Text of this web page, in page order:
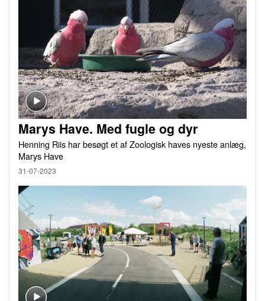
Marys Have. Med fugle og dyr
Henning Riis har besøgt et af Zoologisk haves nyeste anlæg,
Marys Have
31-07-2023